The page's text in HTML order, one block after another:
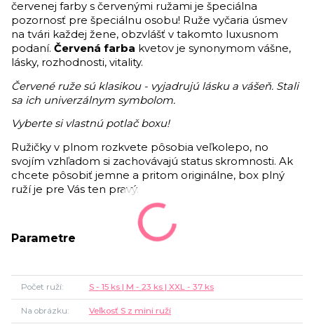
červenej farby s červenými ružami je špeciálna
pozornosť pre špeciálnu osobu! Ruže vyčaria úsmev
na tvári každej žene, obzvlášť v takomto luxusnom
podaní. Červená farba kvetov je synonymom vášne,
lásky, rozhodnosti, vitality.
Červené ruže sú klasikou - vyjadrujú lásku a vášeň. Stali
sa ich univerzálnym symbolom.
Vyberte si vlastnú potlač boxu!
Ružičky v plnom rozkvete pôsobia veľkolepo, no
svojím vzhľadom si zachovávajú status skromnosti. Ak
chcete pôsobiť jemne a pritom originálne, box plný
ruží je pre Vás ten pravý.
Parametre
Počet ruží S - 15 ks | M - 23 ks | XXL - 37 ks
Na obrázku Veľkosť S z mini ruží